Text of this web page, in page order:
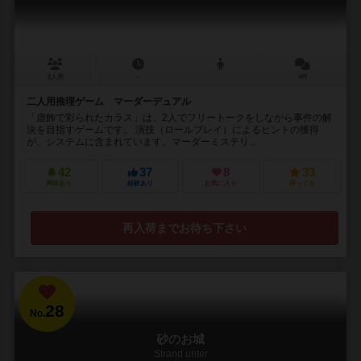
二人用推理ゲーム マーダーデュアル
「虚飾で彩られたカラス」は、2人でフリートークをしながら事件の解
決を目指すゲームです。 演技（ロールプレイ）によるヒントの獲得
が、システムに含まれています。マーダーミステリ...
42
興味あり
37
経験あり
8
お気に入り
33
持ってる
再入荷までお待ち下さい
No.28
砂のお城
Strand unter